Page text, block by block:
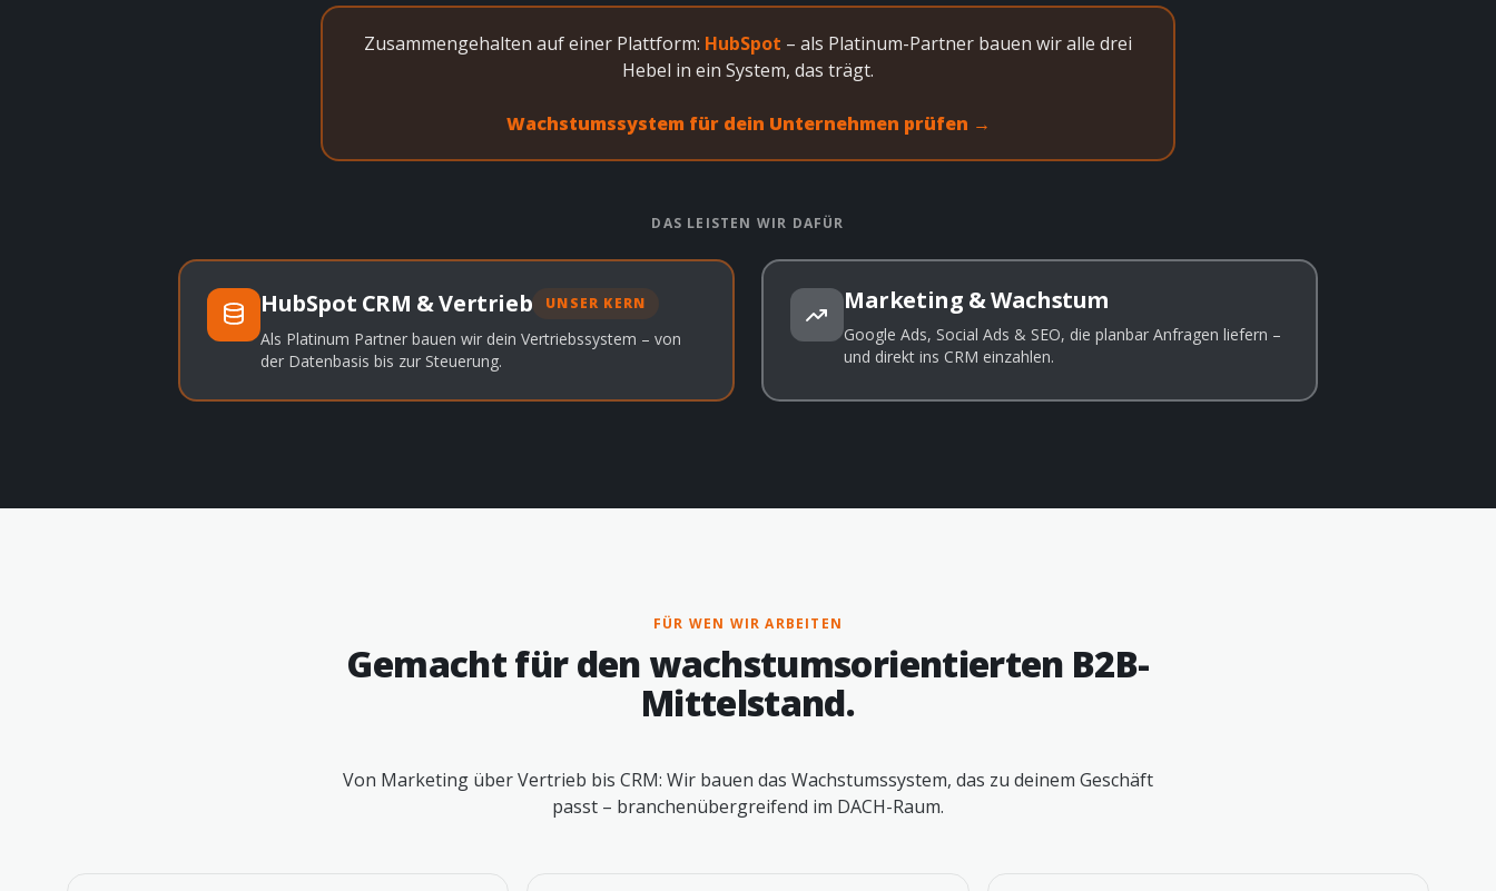
Zusammengehalten auf einer Plattform: HubSpot – als Platinum-Partner bauen wir alle drei
Hebel in ein System, das trägt.
Wachstumssystem für dein Unternehmen prüfen →
DAS LEISTEN WIR DAFÜR
HubSpot CRM & Vertrieb UNSER KERN
Als Platinum Partner bauen wir dein Vertriebssystem – von
der Datenbasis bis zur Steuerung.
Marketing & Wachstum
Google Ads, Social Ads & SEO, die planbar Anfragen liefern –
und direkt ins CRM einzahlen.
FÜR WEN WIR ARBEITEN
Gemacht für den wachstumsorientierten B2B-
Mittelstand.
Von Marketing über Vertrieb bis CRM: Wir bauen das Wachstumssystem, das zu deinem Geschäft
passt – branchenübergreifend im DACH-Raum.